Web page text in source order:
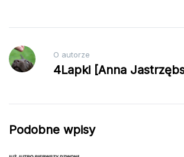
O autorze
4Lapki [Anna
Podobne wpisy